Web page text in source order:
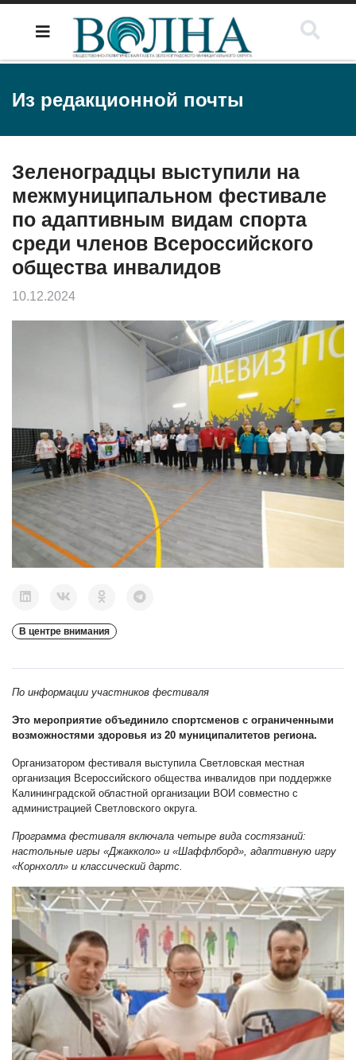
Из редакционной почты
Зеленоградцы выступили на
межмуниципальном фестивале
по адаптивным видам спорта
среди членов Всероссийского
общества инвалидов
10.12.2024
В центре внимания
По информации участников фестиваля
Это мероприятие объединило спортсменов с ограниченными
возможностями здоровья из 20 муниципалитетов региона.
Организатором фестиваля выступила Светловская местная
организация Всероссийского общества инвалидов при поддержке
Калининградской областной организации ВОИ совместно с
администрацией Светловского округа.
Программа фестиваля включала четыре вида состязаний:
настольные игры «Джакколо» и «Шаффлборд», адаптивную игру
«Корнхолл» и классический дартс.